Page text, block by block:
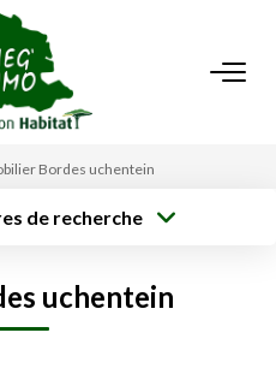
RECHERCHE
Bordes uchentein
de recherche
uchentein